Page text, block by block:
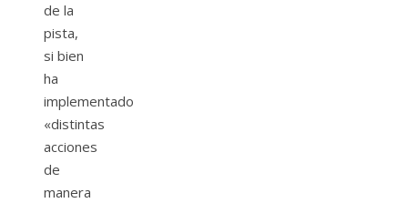
de la
pista,
si bien
ha
implementado
«distintas
acciones
de
manera